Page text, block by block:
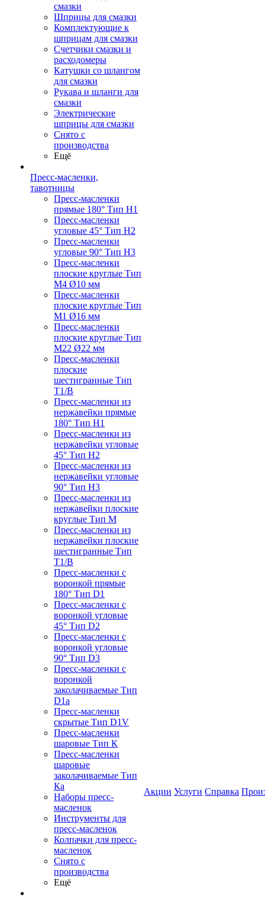
смазки
Шприцы для смазки
Комплектующие к
шприцам для смазки
Счетчики смазки и
расходомеры
Катушки со шлангом
для смазки
Рукава и шланги для
смазки
Электрические
шприцы для смазки
Снято с
производства
Ещё
Пресс-масленки,
тавотницы
Пресс-масленки
прямые 180° Тип H1
Пресс-масленки
угловые 45° Тип H2
Пресс-масленки
угловые 90° Тип H3
Пресс-масленки
плоские круглые Тип
M4 Ø10 мм
Пресс-масленки
плоские круглые Тип
M1 Ø16 мм
Пресс-масленки
плоские круглые Тип
M22 Ø22 мм
Пресс-масленки
плоские
шестигранные Тип
T1/B
Пресс-масленки из
нержавейки прямые
180° Тип H1
Пресс-масленки из
нержавейки угловые
45° Тип H2
Пресс-масленки из
нержавейки угловые
90° Тип H3
Пресс-масленки из
нержавейки плоские
круглые Тип M
Пресс-масленки из
нержавейки плоские
шестигранные Тип
T1/B
Пресс-масленки с
воронкой прямые
180° Тип D1
Пресс-масленки с
воронкой угловые
45° Тип D2
Пресс-масленки с
воронкой угловые
90° Тип D3
Пресс-масленки с
воронкой
заколачиваемые Тип
D1a
Пресс-масленки
скрытые Тип D1V
Пресс-масленки
шаровые Тип К
Пресс-масленки
шаровые
заколачиваемые Тип
Кa
Наборы пресс-
масленок
Инструменты для
пресс-масленок
Колпачки для пресс-
масленок
Снято с
производства
Ещё
Акции Услуги Справка